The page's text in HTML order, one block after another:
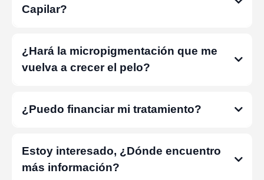
Capilar?
¿Hará la micropigmentación que me
vuelva a crecer el pelo?
¿Puedo financiar mi tratamiento?
Estoy interesado, ¿Dónde encuentro
más información?